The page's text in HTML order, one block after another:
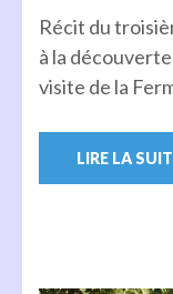
Récit du
à la
visite de la
LIRE LA